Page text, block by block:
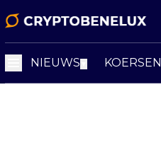
NIEUWS KOERSEN